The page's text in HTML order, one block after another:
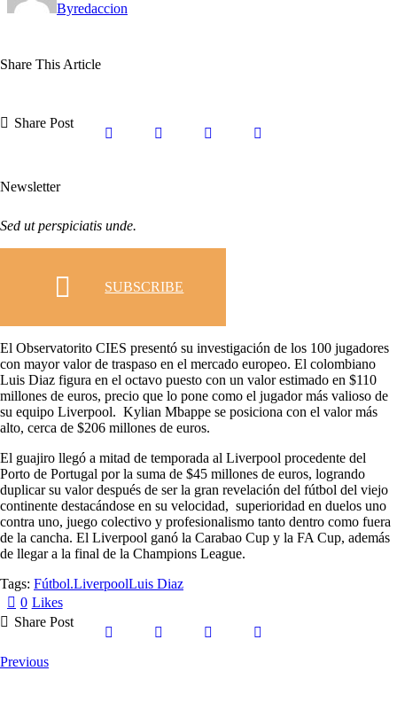
Byredaccion
Share This Article
Share Post
Newsletter
Sed ut perspiciatis unde.
SUBSCRIBE
El Observatorito CIES presentó su investigación de los 100 jugadores
con mayor valor de traspaso en el mercado europeo. El colombiano
Luis Diaz figura en el octavo puesto con un valor estimado en $110
millones de euros, precio que lo pone como el jugador más valioso de
su equipo Liverpool. Kylian Mbappe se posiciona con el valor más
alto, cerca de $206 millones de euros.
El guajiro llegó a mitad de temporada al Liverpool procedente del
Porto de Portugal por la suma de $45 millones de euros, logrando
duplicar su valor después de ser la gran revelación del fútbol del viejo
continente destacándose en su velocidad, superioridad en duelos uno
contra uno, juego colectivo y profesionalismo tanto dentro como fuera
de la cancha. El Liverpool ganó la Carabao Cup y la FA Cup, además
de llegar a la final de la Champions League.
Tags: Fútbol.LiverpoolLuis Diaz
0 Likes
Share Post
Previous